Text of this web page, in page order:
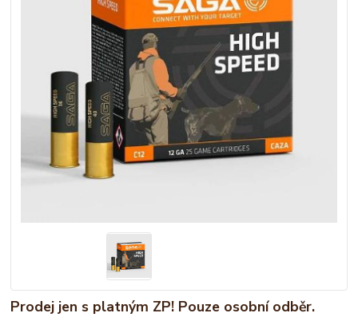
Prodej jen s platným ZP! Pouze osobní odběr.